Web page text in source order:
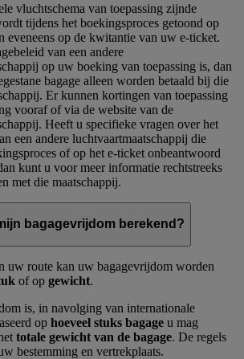
vluchtschema van toepassing zijnde
tijdens het boekingsproces getoond op
eveneens op de kwitantie van uw e-ticket.
van een andere
op uw boeking van toepassing is, dan
bagage alleen worden betaald bij die
Er kunnen kortingen van toepassing
vooraf of via de website van de
Heeft u specifieke vragen over het
een andere luchtvaartmaatschappij die
of op het e-ticket onbeantwoord
kunt u voor meer informatie rechtstreeks
met die maatschappij.
bagagevrijdom berekend?
uw route kan uw bagagevrijdom worden
of op gewicht.
is, in navolging van internationale
op hoeveel stuks bagage u mag
totale gewicht van de bagage. De regels
bestemming en vertrekplaats.